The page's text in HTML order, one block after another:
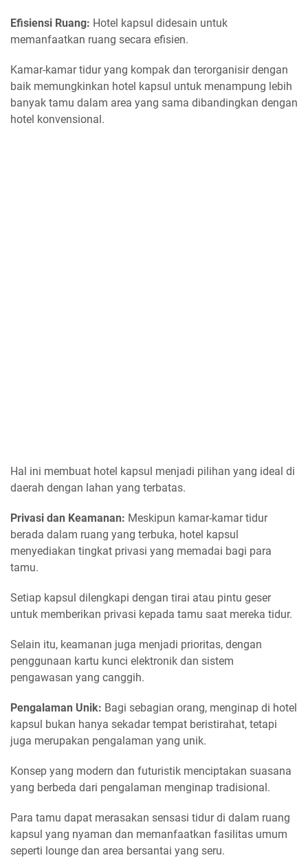
Efisiensi Ruang: Hotel kapsul didesain untuk
memanfaatkan ruang secara efisien.
Kamar-kamar tidur yang kompak dan terorganisir dengan
baik memungkinkan hotel kapsul untuk menampung lebih
banyak tamu dalam area yang sama dibandingkan dengan
hotel konvensional.
Hal ini membuat hotel kapsul menjadi pilihan yang ideal di
daerah dengan lahan yang terbatas.
Privasi dan Keamanan: Meskipun kamar-kamar tidur
berada dalam ruang yang terbuka, hotel kapsul
menyediakan tingkat privasi yang memadai bagi para
tamu.
Setiap kapsul dilengkapi dengan tirai atau pintu geser
untuk memberikan privasi kepada tamu saat mereka tidur.
Selain itu, keamanan juga menjadi prioritas, dengan
penggunaan kartu kunci elektronik dan sistem
pengawasan yang canggih.
Pengalaman Unik: Bagi sebagian orang, menginap di hotel
kapsul bukan hanya sekadar tempat beristirahat, tetapi
juga merupakan pengalaman yang unik.
Konsep yang modern dan futuristik menciptakan suasana
yang berbeda dari pengalaman menginap tradisional.
Para tamu dapat merasakan sensasi tidur di dalam ruang
kapsul yang nyaman dan memanfaatkan fasilitas umum
seperti lounge dan area bersantai yang seru.